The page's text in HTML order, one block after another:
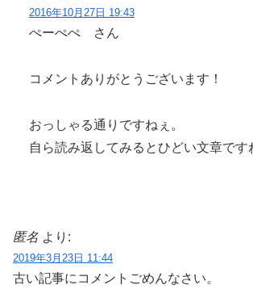
2016年10月27日 19:43
ぺーぺぺ さん
コメントありがとうございます！
おっしゃる通りですねぇ。
自ら読み返してみるとひどい文章です
匿名 より:
2019年3月23日 11:44
古い記事にコメントごめんなさい。